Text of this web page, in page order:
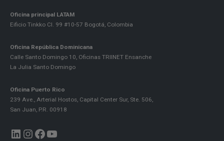
Oficina principal LATAM
Eificio Tinkko Cl. 99 #10-57 Bogotá, Colombia
Oficina República Dominicana
Calle Santo Domingo 10, Oficinas TRIINET Ensanche
La Julia Santo Domingo
Oficina Puerto Rico
239 Ave., Arterial Hostos, Capital Center Sur, Ste. 506,
San Juan, P.R. 00918
LinkedIn InstagramFacebook YouTube